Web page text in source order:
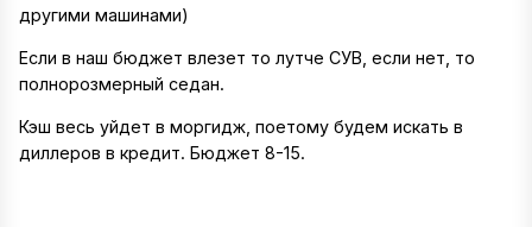
другими машинами)
Если в наш бюджет влезет то лутче СУВ, если нет, то
полнорозмерный седан.
Кэш весь уйдет в моргидж, поетому будем искать в
диллеров в кредит. Бюджет 8-15.